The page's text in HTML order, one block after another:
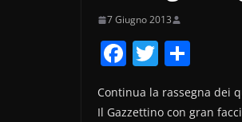
7 Giugno 2013
F
c
T
itt n
Continua la rassegna dei
Il Gazzettino con gran